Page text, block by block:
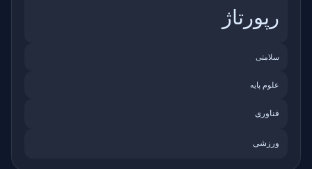
رپورتاژ
سلامتی
علوم پایه
فناوری
ورزشی